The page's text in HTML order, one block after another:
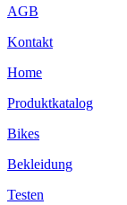
AGB
Kontakt
Home
Produktkatalog
Bikes
Bekleidung
Testen